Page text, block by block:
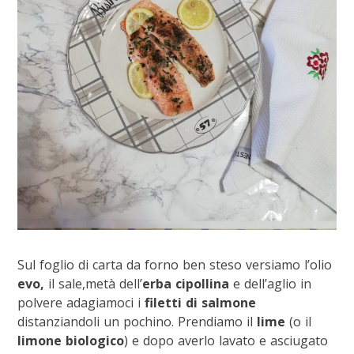
Sul foglio di carta da forno ben steso versiamo l’olio
evo, il sale,metà dell’erba cipollina e dell’aglio in
polvere adagiamoci ifiletti di salmone
distanziandoli un pochino. Prendiamo il lime (o il
limone biologico) e dopo averlo lavato e asciugato